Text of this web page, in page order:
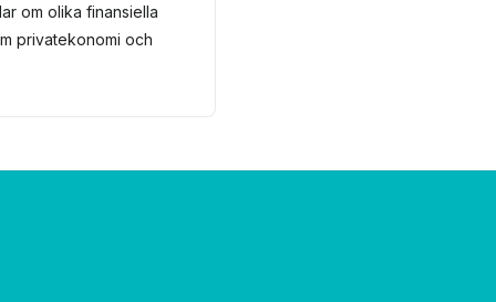
om olika finansiella
privatekonomi och